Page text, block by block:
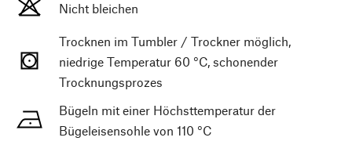
Nicht bleichen
Trocknen im Tumbler / Trockner möglich,
niedrige Temperatur 60 °C, schonender
Trocknungsprozes
Bügeln mit einer Höchsttemperatur der
Bügeleisensohle von 110 °C